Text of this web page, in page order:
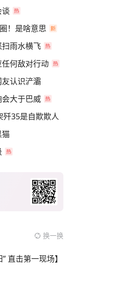
！是啥意思
雨水横飞
何敌对行动
认识浐灞
大于巴威
歼35是自欺欺人
猫
换一换
” 直击第一现场】